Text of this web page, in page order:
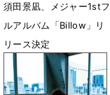
須田景凪、メジャー1stフ
ルアルバム「Billow」リ
リース決定
10月23日 21時17分